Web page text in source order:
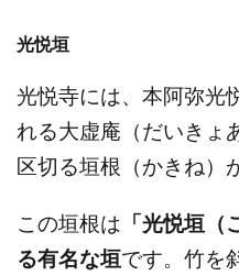
光悦垣
光悦寺には、本阿弥光
れる大虚庵（だいきょ
区切る垣根（かきね）
この垣根は 「光悦垣（
る有名な垣です。竹を